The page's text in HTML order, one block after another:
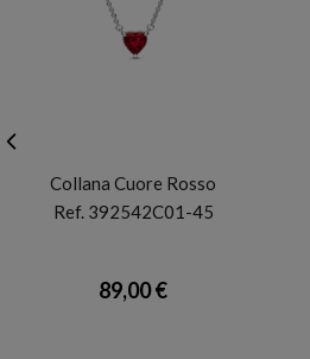
Collana Cuore Rosso
Ref. 392542C01-45
89,00 €